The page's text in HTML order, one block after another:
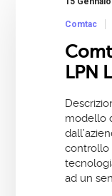
Comtac
LPN
modello
controllo
ad un